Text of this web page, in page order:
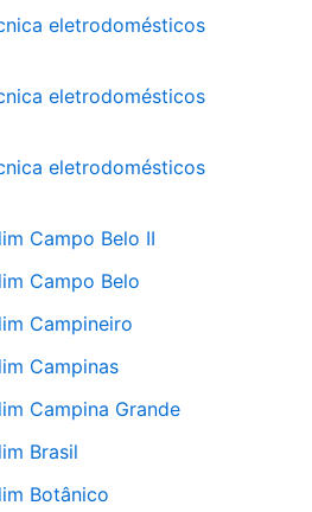
eletrodomésticos
eletrodomésticos
eletrodomésticos
Campo Belo II
Campo Belo
Campineiro
Campinas
Campina Grande
Brasil
Botânico